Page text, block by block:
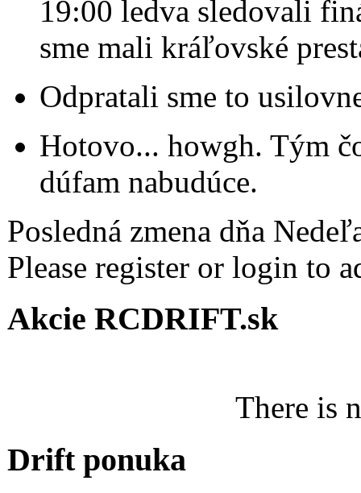
19:00 ledva sledovali
sme mali kráľovské
Odpratali sme to
Hotovo... howgh. Tým
dúfam nabudúce.
Posledná zmena dňa
Please register or login to
Akcie RCDRIFT.sk
There is
Drift ponuka